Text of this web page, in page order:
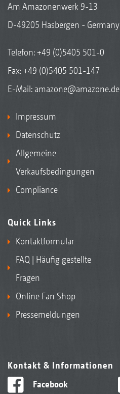
Am Amazonenwerk 9-13
D-49205 Hasbergen - Germany
Telefon:+49 (0)5405 501-0
Fax: +49 (0)5405 501-147
E-Mail: amazone@amazone.de
Impressum
Datenschutz
Allgemeine
Verkaufsbedingungen
Compliance
Quick Links
Kontaktformular
FAQ | Häufig gestellte
Fragen
Online Fan Shop
Pressemeldungen
Kontakt & Informationen
Facebook